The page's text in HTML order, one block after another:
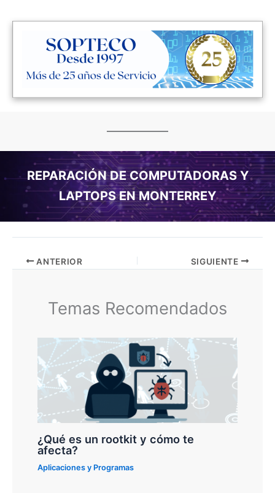
REPARACIÓN DE COMPUTADORAS Y
LAPTOPS EN MONTERREY
ANTERIOR SIGUIENTE
Temas Recomendados
¿Qué es un rootkit y cómo te
afecta?
Aplicaciones y Programas